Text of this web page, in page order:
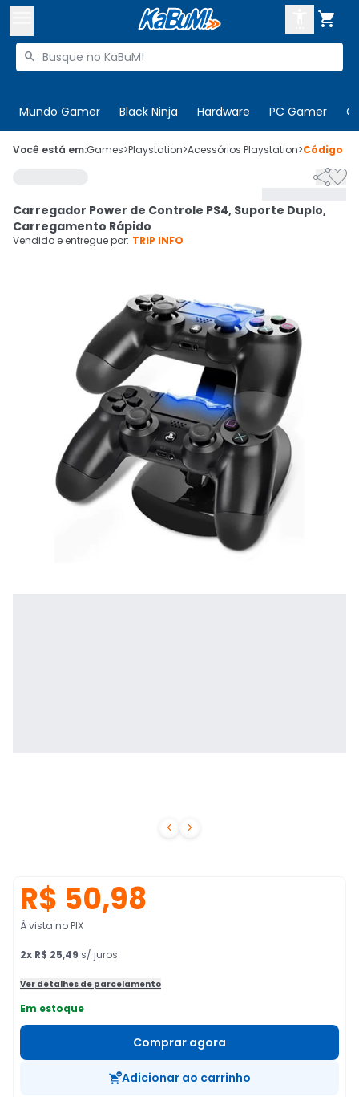

Buscar produtos

Mundo Gamer Black Ninja Hardware PC Gamer
 Olá. Acesse sua conta
Cupons
Ativar tradutor em libras
CADASTRE-SE
Você está em:Games>Playstation>Acessórios Playstation>Código
 

Carregador Power de Controle PS4, Suporte Duplo,
Carregamento Rápido
Vendido e entregue por: TRIP INFO
R$ 50,98
À vista no PIX
2x R$ 25,49 s/ juros
Ver detalhes de parcelamento
Em estoque
Comprar agora
Adicionar ao carrinho